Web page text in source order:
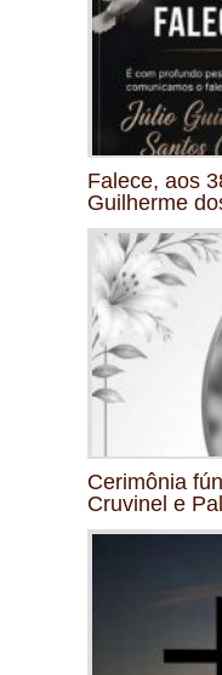
Falece, aos
Guilherme
Cerimônia
Cruvinel e